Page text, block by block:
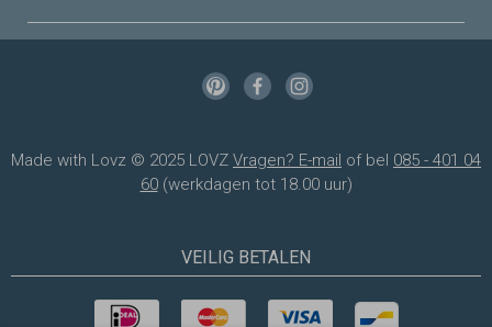
Made with Lovz © 2025 LOVZ Vragen? E-mail of bel 085 - 401 04
60(werkdagen tot 18.00 uur)
VEILIG BETALEN